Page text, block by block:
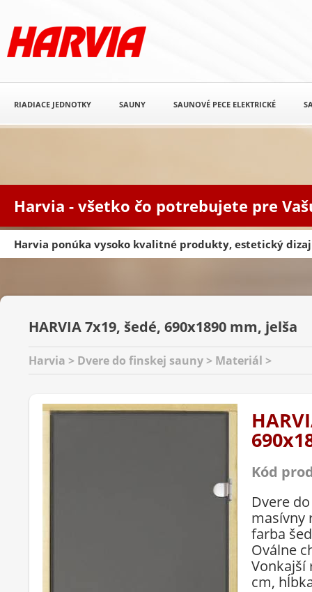
Harvia - všetko čo potrebujete pre
Harvia ponúka vysoko kvalitné produkty, estetický
RIADIACE JEDNOTKY SAUNY SAUNOVÉ PECE ELEKTRICKÉ
HARVIA 7x19, šedé, 690x1890 mm, jelša
Harvia > Dvere do finskej sauny > Materiál >
Kód
Dvere
masívny
farba
Oválne
Vonkajší
cm,